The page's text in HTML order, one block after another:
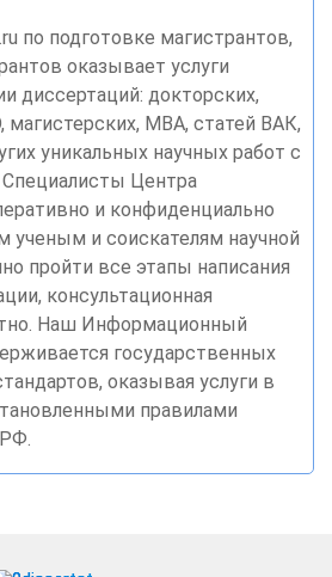
по подготовке магистрантов,
оказывает услуги
диссертаций: докторских,
магистерских, MBA, статей ВАК,
уникальных научных работ с
Специалисты Центра
и конфиденциально
и соискателям научной
пройти все этапы написания
консультационная
Наш Информационный
государственных
оказывая услуги в
правилами